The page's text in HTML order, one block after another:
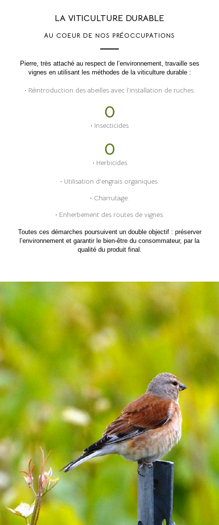
LA VITICULTURE DURABLE
AU COEUR DE NOS PRÉOCCUPATIONS
Pierre, très attaché au respect de l’environnement, travaille ses
vignes en utilisant les méthodes de la viticulture durable :
• Réintroduction des abeilles avec l’installation de ruches.
• Insecticides
0
• Herbicides
0
• Utilisation d’engrais organiques.
• Charrutage.
• Enherbement des routes de vignes.
Toutes ces démarches poursuivent un double objectif : préserver
l’environnement et garantir le bien-être du consommateur, par la
qualité du produit final.